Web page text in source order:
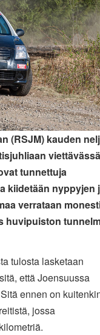
(RSJM) kauden
viettävässä
tunnettuja
kiidetään nyppyjen
verrataan
huvipuiston
tulosta lasketaan
että Joensuussa
ennen on
jossa